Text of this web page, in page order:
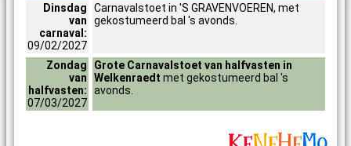
Dinsdag
van
carnaval:
09/02/2027
Carnavalstoet in 'S GRAVENVOEREN, met
gekostumeerd bal 's avonds.
Zondag
van
halfvasten:
07/03/2027
Grote Carnavalstoet van halfvasten in
Welkenraedt met gekostumeerd bal 's
avonds.